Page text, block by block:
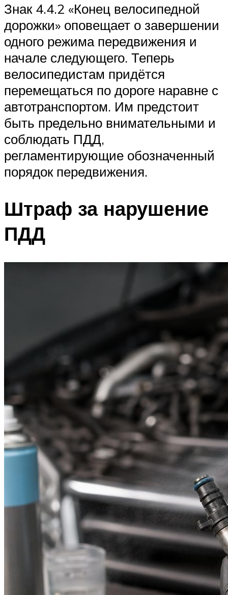
Знак 4.4.2 «Конец велосипедной
дорожки» оповещает о завершении
одного режима передвижения и
начале следующего. Теперь
велосипедистам придётся
перемещаться по дороге наравне с
автотранспортом. Им предстоит
быть предельно внимательными и
соблюдать ПДД,
регламентирующие обозначенный
порядок передвижения.
Штраф за нарушение
ПДД